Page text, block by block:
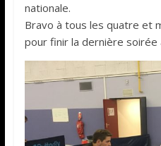
nationale.
Bravo à tous les quatre et
pour finir la dernière soirée